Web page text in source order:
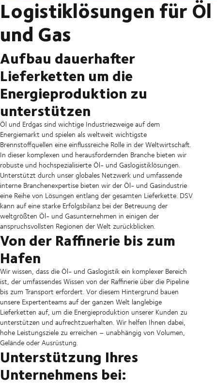
Logistiklösungen für Öl
und Gas
Aufbau dauerhafter
Lieferketten um die
Energieproduktion zu
unterstützen
Öl und Erdgas sind wichtige Industriezweige auf dem
Energiemarkt und spielen als weltweit wichtigste
Brennstoffquellen eine einflussreiche Rolle in der Weltwirtschaft.
In dieser komplexen und herausfordernden Branche bieten wir
robuste und hochspezialisierte Öl- und Gaslogistiklösungen.
Unterstützt durch unser globales Netzwerk und umfassende
interne Branchenexpertise bieten wir der Öl- und Gasindustrie
eine Reihe von Lösungen entlang der gesamten Lieferkette. DSV
kann auf eine starke Erfolgsbilanz bei der Betreuung der
weltgrößten Öl- und Gasunternehmen in einigen der
anspruchsvollsten Regionen der Welt zurückblicken.
Von der Raffinerie bis zum
Hafen
Wir wissen, dass die Öl- und Gaslogistik ein komplexer Bereich
ist, der umfassendes Wissen von der Raffinerie über die Pipeline
bis zum Transport erfordert. Vor diesem Hintergrund bauen
unsere Expertenteams auf der ganzen Welt langlebige
Lieferketten auf, um die Energieproduktion unserer Kunden zu
unterstützen und aufrechtzuerhalten. Wir helfen Ihnen dabei,
hohe Leistungsziele zu erreichen – unabhängig von Volumen,
Gelände oder Ausrüstung.
Unterstützung Ihres
Unternehmens bei: